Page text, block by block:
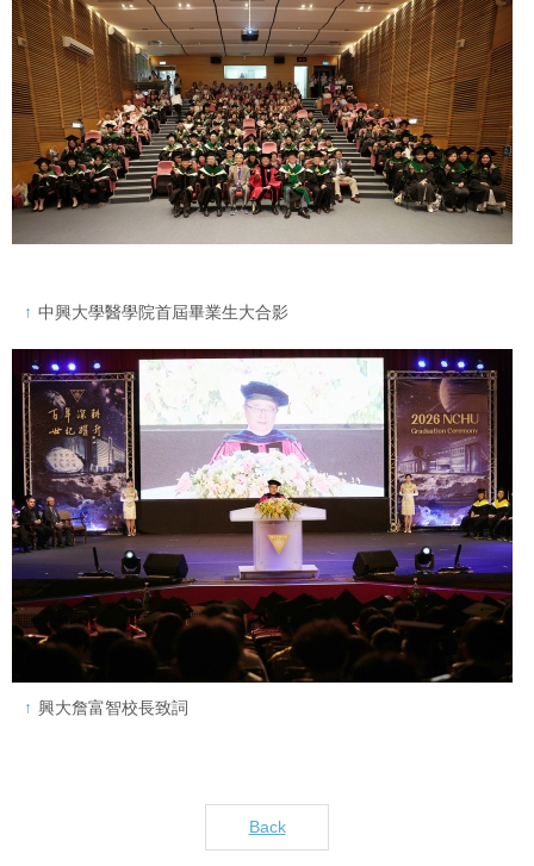
中興大學醫學院首屆畢業生大合影
興大詹富智校長致詞
Back